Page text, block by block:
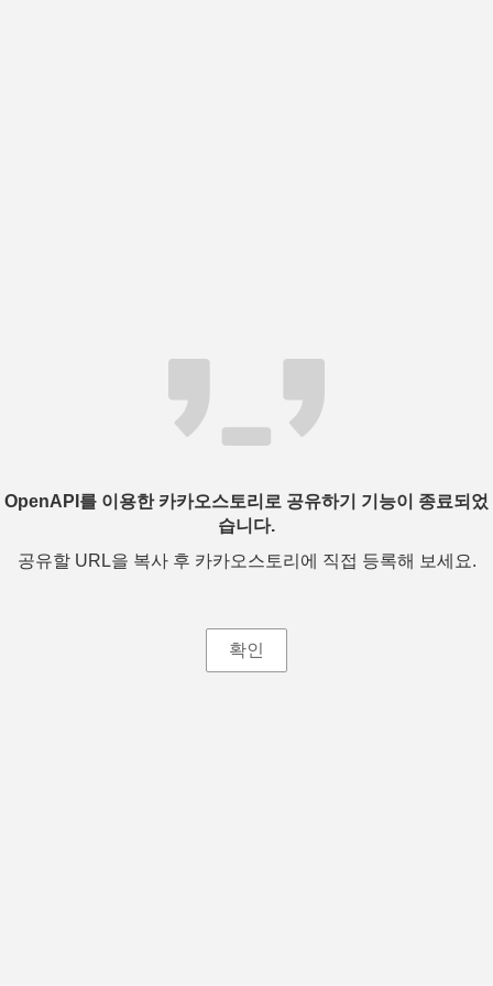
OpenAPI를 이용한 카카오스토리로 공유하기 기능이 종료되었
습니다.
공유할 URL을 복사 후 카카오스토리에 직접 등록해 보세요.
확인